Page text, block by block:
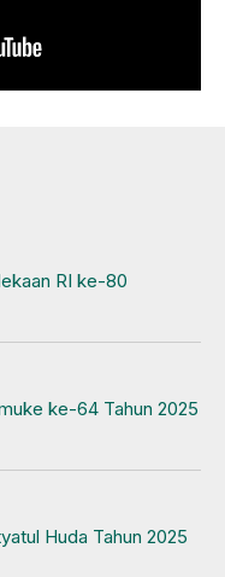
RI ke-80
ke-64 Tahun 2025
Huda Tahun 2025